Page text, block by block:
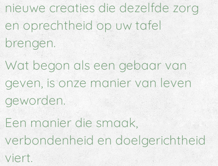
nieuwe creaties die dezelfde zorg
en oprechtheid op uw tafel
brengen.
Wat begon als een gebaar van
geven, is onze manier van leven
geworden.
Een manier die smaak,
verbondenheid en doelgerichtheid
viert.